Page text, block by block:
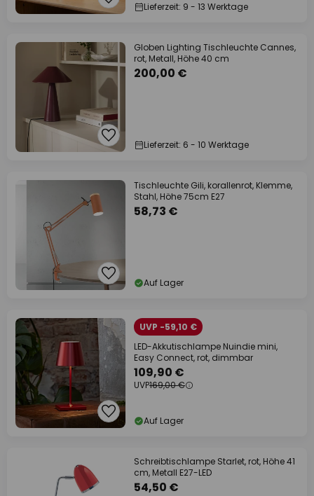
Lieferzeit: 9 - 13 Werktage
Globen Lighting Tischleuchte Cannes,
rot, Metall, Höhe 40 cm
200,00 €
Lieferzeit: 6 - 10 Werktage
Tischleuchte Gili, korallenrot, Klemme,
Stahl, Höhe 75cm E27
58,73 €
Auf Lager
UVP -59,10 €
LED-Akkutischlampe Nuindie mini,
Easy Connect, rot, dimmbar
109,90 €
UVP169,00 €
Auf Lager
Schreibtischlampe Starlet, rot, Höhe 41
cm, Metall E27-LED
54,50 €